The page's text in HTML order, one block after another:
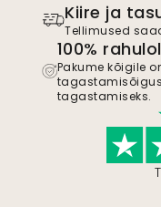
Kiire ja
Tellimused
100%
Pakume kõigile
tagastamiseks.